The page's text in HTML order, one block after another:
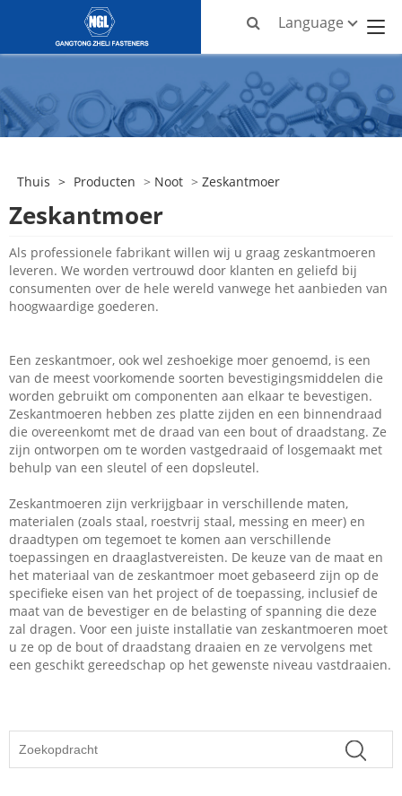
Language
Thuis > Producten > Noot > Zeskantmoer
Zeskantmoer
Als professionele fabrikant willen wij u graag zeskantmoeren
leveren. We worden vertrouwd door klanten en geliefd bij
consumenten over de hele wereld vanwege het aanbieden van
hoogwaardige goederen.
Een zeskantmoer, ook wel zeshoekige moer genoemd, is een
van de meest voorkomende soorten bevestigingsmiddelen die
worden gebruikt om componenten aan elkaar te bevestigen.
Zeskantmoeren hebben zes platte zijden en een binnendraad
die overeenkomt met de draad van een bout of draadstang. Ze
zijn ontworpen om te worden vastgedraaid of losgemaakt met
behulp van een sleutel of een dopsleutel.
Zeskantmoeren zijn verkrijgbaar in verschillende maten,
materialen (zoals staal, roestvrij staal, messing en meer) en
draadtypen om tegemoet te komen aan verschillende
toepassingen en draaglastvereisten. De keuze van de maat en
het materiaal van de zeskantmoer moet gebaseerd zijn op de
specifieke eisen van het project of de toepassing, inclusief de
maat van de bevestiger en de belasting of spanning die deze
zal dragen. Voor een juiste installatie van zeskantmoeren moet
u ze op de bout of draadstang draaien en ze vervolgens met
een geschikt gereedschap op het gewenste niveau vastdraaien.